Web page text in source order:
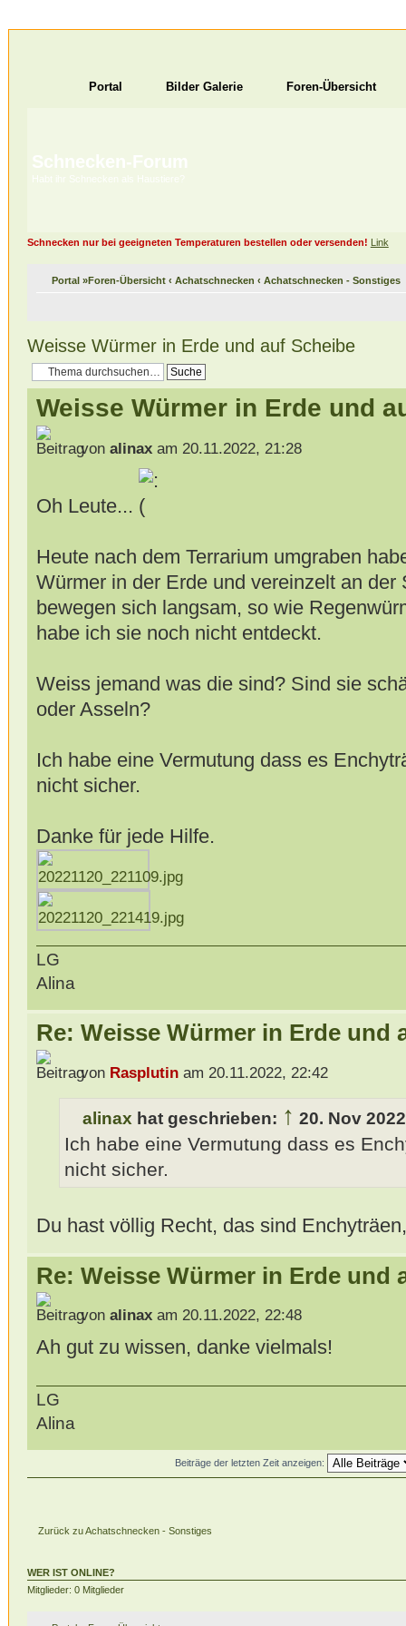
Portal Bilder Galerie Foren-Übersicht
Schnecken-Forum
Habt ihr Schnecken als Haustiere?
Schnecken nur bei geeigneten Temperaturen bestellen oder versenden! Link
Portal»Foren-Übersicht ‹ Achatschnecken ‹ Achatschnecken - Sonstiges
Weisse Würmer in Erde und auf Scheibe
Weisse Würmer in Erde und
von alinaxam 20.11.2022, 21:28
Oh Leute...
Heute nach dem Terrarium umgraben
Würmer in der Erde und vereinzelt an der
bewegen sich langsam, so wie
habe ich sie noch nicht entdeckt.
Weiss jemand was die sind? Sind sie
oder Asseln?
Ich habe eine Vermutung dass es
nicht sicher.
Danke für jede Hilfe.
LG
Alina
Re: Weisse Würmer in Erde und
von Rasplutinam 20.11.2022, 22:42
alinax hat geschrieben: ↑ 20. Nov
Ich habe eine Vermutung dass es
nicht sicher.
Du hast völlig Recht, das sind
Re: Weisse Würmer in Erde und
von alinaxam 20.11.2022, 22:48
Ah gut zu wissen, danke vielmals!
LG
Alina
Beiträge der letzten Zeit anzeigen:
Zurück zu Achatschnecken - Sonstiges
WER IST ONLINE?
Mitglieder: 0 Mitglieder